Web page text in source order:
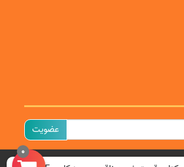
ایمیل
حقوق برای سایت ما محفوظ است.
0